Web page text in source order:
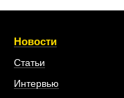
Новости
Статьи
Интервью